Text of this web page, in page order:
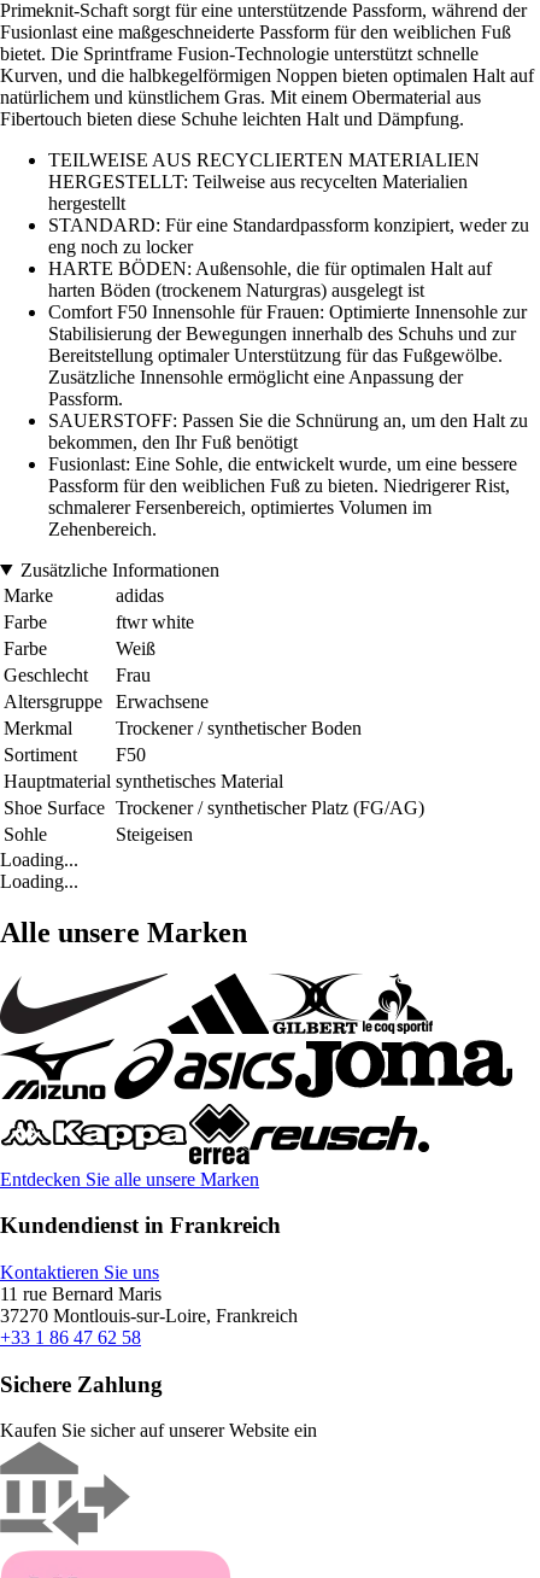
Primeknit-Schaft sorgt für eine unterstützende Passform, während der
Fusionlast eine maßgeschneiderte Passform für den weiblichen Fuß
bietet. Die Sprintframe Fusion-Technologie unterstützt schnelle
Kurven, und die halbkegelförmigen Noppen bieten optimalen Halt auf
natürlichem und künstlichem Gras. Mit einem Obermaterial aus
Fibertouch bieten diese Schuhe leichten Halt und Dämpfung.
TEILWEISE AUS RECYCLIERTEN MATERIALIEN
HERGESTELLT: Teilweise aus recycelten Materialien
hergestellt
STANDARD: Für eine Standardpassform konzipiert, weder zu
eng noch zu locker
HARTE BÖDEN: Außensohle, die für optimalen Halt auf
harten Böden (trockenem Naturgras) ausgelegt ist
Comfort F50 Innensohle für Frauen: Optimierte Innensohle zur
Stabilisierung der Bewegungen innerhalb des Schuhs und zur
Bereitstellung optimaler Unterstützung für das Fußgewölbe.
Zusätzliche Innensohle ermöglicht eine Anpassung der
Passform.
SAUERSTOFF: Passen Sie die Schnürung an, um den Halt zu
bekommen, den Ihr Fuß benötigt
Fusionlast: Eine Sohle, die entwickelt wurde, um eine bessere
Passform für den weiblichen Fuß zu bieten. Niedrigerer Rist,
schmalerer Fersenbereich, optimiertes Volumen im
Zehenbereich.
Zusätzliche Informationen
Marke
adidas
Farbe
ftwr white
Farbe
Weiß
Geschlecht
Frau
Altersgruppe
Erwachsene
Merkmal
Trockener / synthetischer Boden
Sortiment
F50
Hauptmaterial synthetisches Material
Shoe Surface Trockener / synthetischer Platz (FG/AG)
Sohle
Steigeisen
Loading...
Loading...
Alle unsere Marken
Entdecken Sie alle unsere Marken
Kundendienst in Frankreich
Kontaktieren Sie uns
11 rue Bernard Maris
37270 Montlouis-sur-Loire, Frankreich
+33 1 86 47 62 58
Sichere Zahlung
Kaufen Sie sicher auf unserer Website ein